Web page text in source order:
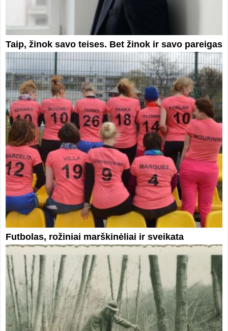
Taip, žinok savo teises. Bet žinok ir savo pareigas
Futbolas, rožiniai marškinėliai ir sveikata